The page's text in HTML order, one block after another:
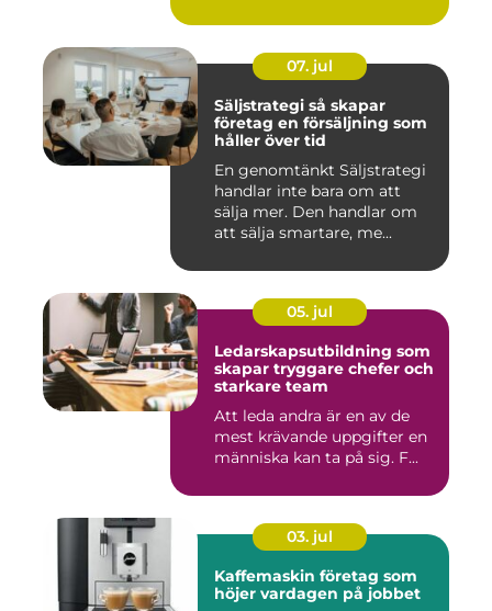
07. jul
Säljstrategi så skapar
företag en försäljning som
håller över tid
En genomtänkt Säljstrategi
handlar inte bara om att
sälja mer. Den handlar om
att sälja smartare, me...
05. jul
Ledarskapsutbildning som
skapar tryggare chefer och
starkare team
Att leda andra är en av de
mest krävande uppgifter en
människa kan ta på sig. F...
03. jul
Kaffemaskin företag som
höjer vardagen på jobbet